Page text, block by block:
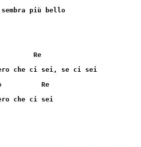
più bello
Re
che ci sei, se ci sei
Re
che ci sei